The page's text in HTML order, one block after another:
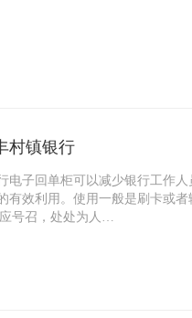
村镇银行
电子回单柜可以减少银行工作
有效利用。使用一般是刷卡或
号召，处处为人…